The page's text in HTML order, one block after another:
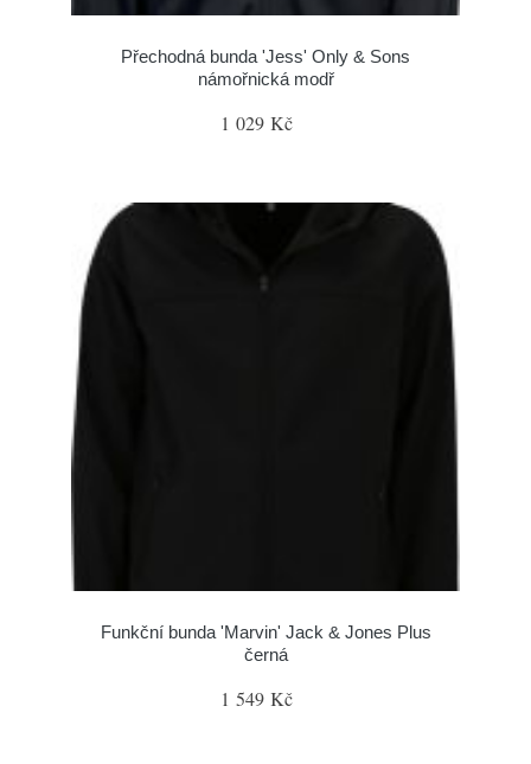
Přechodná bunda 'Jess' Only & Sons
námořnická modř
1 029 Kč
Funkční bunda 'Marvin' Jack & Jones Plus
černá
1 549 Kč